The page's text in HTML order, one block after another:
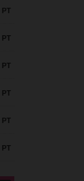
PT
PT
PT
PT
PT
PT